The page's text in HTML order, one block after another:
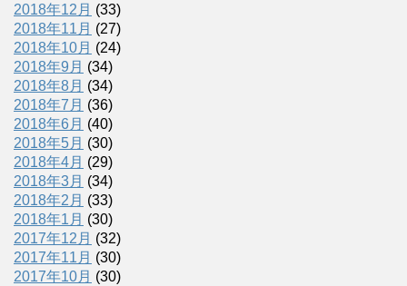
2018年12月 (33)
2018年11月 (27)
2018年10月 (24)
2018年9月 (34)
2018年8月 (34)
2018年7月 (36)
2018年6月 (40)
2018年5月 (30)
2018年4月 (29)
2018年3月 (34)
2018年2月 (33)
2018年1月 (30)
2017年12月 (32)
2017年11月 (30)
2017年10月 (30)